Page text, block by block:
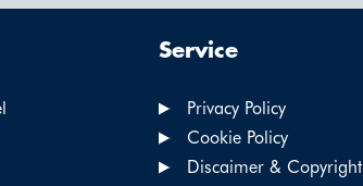
Service
Privacy Policy
Cookie Policy
Discaimer & Copyright